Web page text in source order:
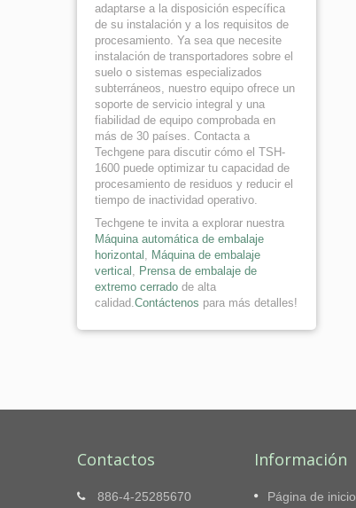
adaptarse a la disposición específica
de su instalación y a los requisitos de
procesamiento. Ya sea que necesite
instalación de transportadores sobre el
suelo o sistemas especializados
subterráneos, nuestro equipo ofrece un
soporte de servicio integral y una
fiabilidad de equipo comprobada en
más de 30 países. Contacta a
Techgene para discutir cómo el TSH-
1600 puede optimizar tu capacidad de
procesamiento de residuos y reducir el
tiempo de inactividad operativo.
Techgene te invita a explorar nuestra
Máquina automática de embalaje
horizontal , Máquina de embalaje
vertical , Prensa de embalaje de
extremo cerrado de alta
calidad.Contáctenos para más detalles!
Contactos
886-4-25285670
Información
Página de inicio
Serie TB-0708 - Empacadora